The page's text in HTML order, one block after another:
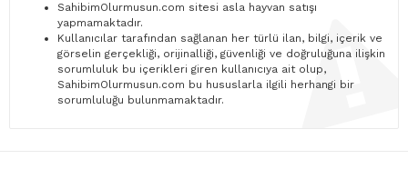
SahibimOlurmusun.com sitesi asla hayvan satışı
yapmamaktadır.
Kullanıcılar tarafından sağlanan her türlü ilan, bilgi, içerik ve
görselin gerçekliği, orijinalliği, güvenliği ve doğruluğuna ilişkin
sorumluluk bu içerikleri giren kullanıcıya ait olup,
SahibimOlurmusun.com bu hususlarla ilgili herhangi bir
sorumluluğu bulunmamaktadır.